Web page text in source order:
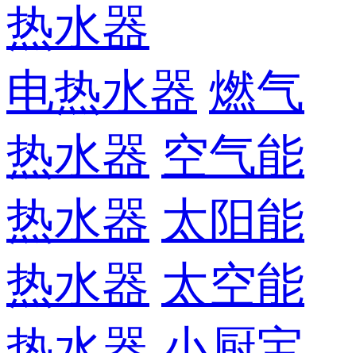
热水器
电热水器 燃气
热水器 空气能
热水器 太阳能
热水器 太空能